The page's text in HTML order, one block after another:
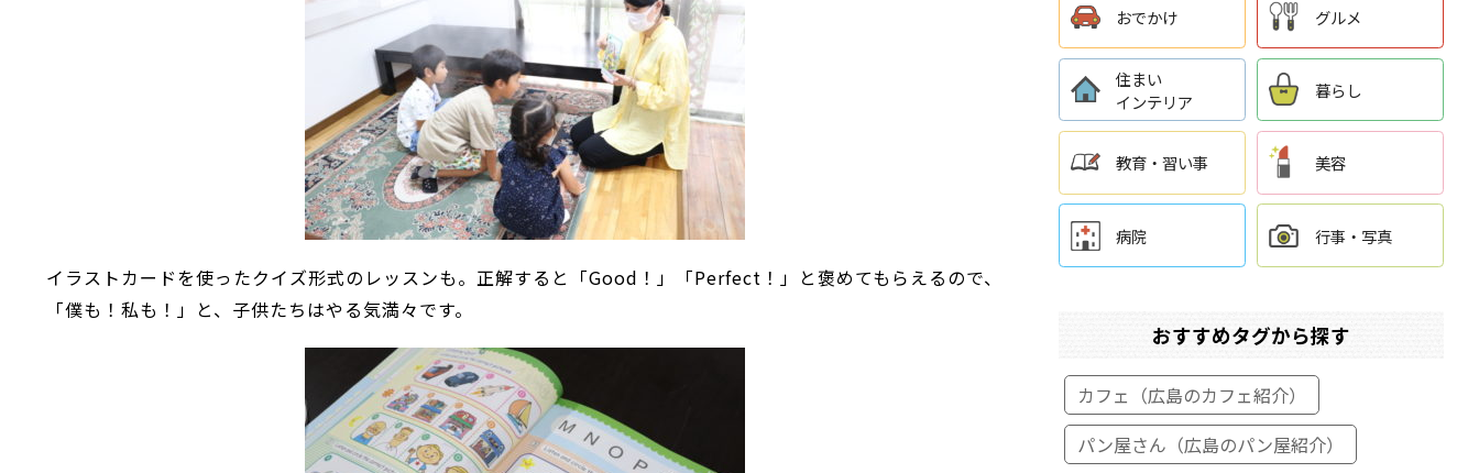
イラストカードを使ったクイズ形式のレッスンも。正解すると「Good！」「Perfect！」と褒めてもらえるので、
「僕も！私も！」と、子供たちはやる気満々です。
おでかけ グルメ
住まい
インテリア
暮らし
教育・習い事 美容
病院 行事・写真
おすすめタグから探す
カフェ（広島のカフェ紹介）
パン屋さん（広島のパン屋紹介）